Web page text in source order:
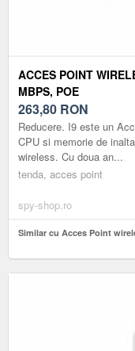
ACCES POINT
MBPS, POE
263,80 RON
Reducere. I9 este un
CPU si memorie de
wireless. Cu doua an...
tenda, acces point
spy-shop.ro
Similar cu Acces Point